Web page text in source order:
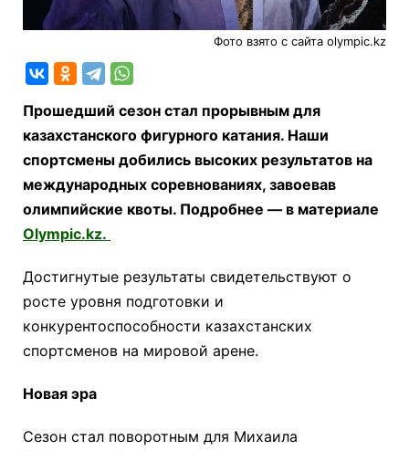
Фото взято с сайта olympic.kz
Прошедший сезон стал прорывным для
казахстанского фигурного катания. Наши
спортсмены добились высоких результатов на
международных соревнованиях, завоевав
олимпийские квоты. Подробнее — в материале
Olympic.kz.
Достигнутые результаты свидетельствуют о
росте уровня подготовки и
конкурентоспособности казахстанских
спортсменов на мировой арене.​
Новая эра
Сезон стал поворотным для Михаила